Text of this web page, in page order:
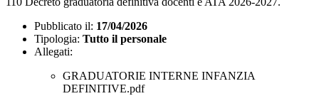
Pubblicato il: 17/04/2026
Tipologia: Tutto il personale
Allegati:
GRADUATORIE INTERNE INFANZIA
DEFINITIVE.pdf